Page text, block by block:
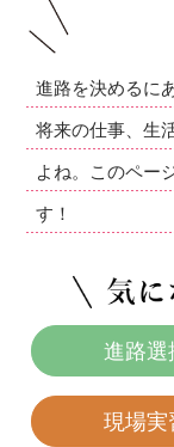
進路を決めるに
将来の仕事、生
よね。このペー
す！
進路選
現場実